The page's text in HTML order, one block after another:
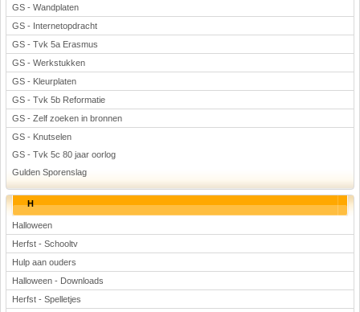
GS - Wandplaten
GS - Internetopdracht
GS - Tvk 5a Erasmus
GS - Werkstukken
GS - Kleurplaten
GS - Tvk 5b Reformatie
GS - Zelf zoeken in bronnen
GS - Knutselen
GS - Tvk 5c 80 jaar oorlog
Gulden Sporenslag
H
Halloween
Herfst - Schooltv
Hulp aan ouders
Halloween - Downloads
Herfst - Spelletjes